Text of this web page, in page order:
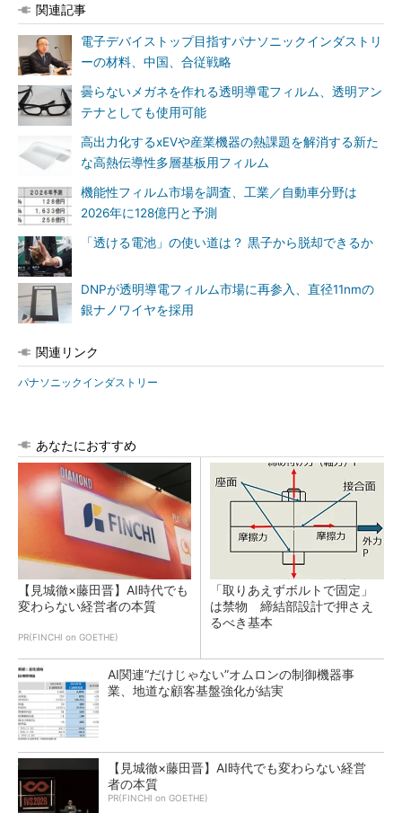
関連記事
電子デバイストップ目指すパナソニックインダストリ
ーの材料、中国、合従戦略
曇らないメガネを作れる透明導電フィルム、透明アン
テナとしても使用可能
高出力化するxEVや産業機器の熱課題を解消する新た
な高熱伝導性多層基板用フィルム
機能性フィルム市場を調査、工業／自動車分野は
2026年に128億円と予測
「透ける電池」の使い道は？ 黒子から脱却できるか
DNPが透明導電フィルム市場に再参入、直径11nmの
銀ナノワイヤを採用
関連リンク
パナソニックインダストリー
あなたにおすすめ
【見城徹×藤田晋】AI時代でも
変わらない経営者の本質
PR(FINCHI on GOETHE)
「取りあえずボルトで固定」
は禁物 締結部設計で押さえ
るべき基本
AI関連“だけじゃない”オムロンの制御機器事
業、地道な顧客基盤強化が結実
【見城徹×藤田晋】AI時代でも変わらない経営
者の本質
PR(FINCHI on GOETHE)